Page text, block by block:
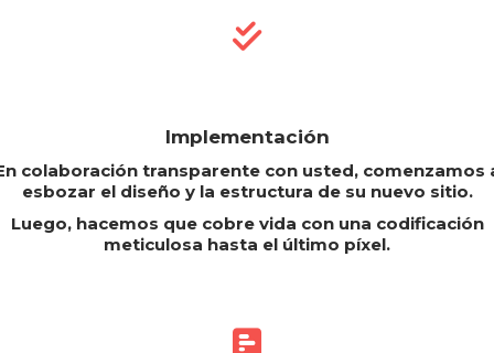
Implementación
colaboración transparente con usted, comenzamos
esbozar el diseño y la estructura de su nuevo sitio.
Luego, hacemos que cobre vida con una codificación
meticulosa hasta el último píxel.